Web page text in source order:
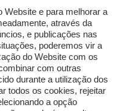
Perfumes árabes
Novidades
Melhores Perfumes
Femininos
TOP 10: Perfumes
Masculinos
Pestanas Postiças